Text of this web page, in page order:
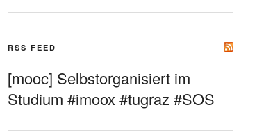
RSS FEED
[mooc] Selbstorganisiert im
Studium #imoox #tugraz #SOS